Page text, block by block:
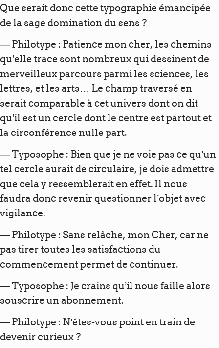
Que serait donc cette typographie émancipée
de la sage domination du sens ?
— Philotype : Patience mon cher, les chemins
qu’elle trace sont nombreux qui dessinent de
merveilleux parcours parmi les sciences, les
lettres, et les arts… Le champ traversé en
serait comparable à cet univers dont on dit
qu’il est un cercle dont le centre est partout et
la circonférence nulle part.
— Typosophe : Bien que je ne voie pas ce qu’un
tel cercle aurait de circulaire, je dois admettre
que cela y ressemblerait en effet. Il nous
faudra donc revenir questionner l’objet avec
vigilance.
— Philotype : Sans relâche, mon Cher, car ne
pas tirer toutes les satisfactions du
commencement permet de continuer.
— Typosophe : Je crains qu’il nous faille alors
souscrire un abonnement.
— Philotype : N’êtes-vous point en train de
devenir curieux ?